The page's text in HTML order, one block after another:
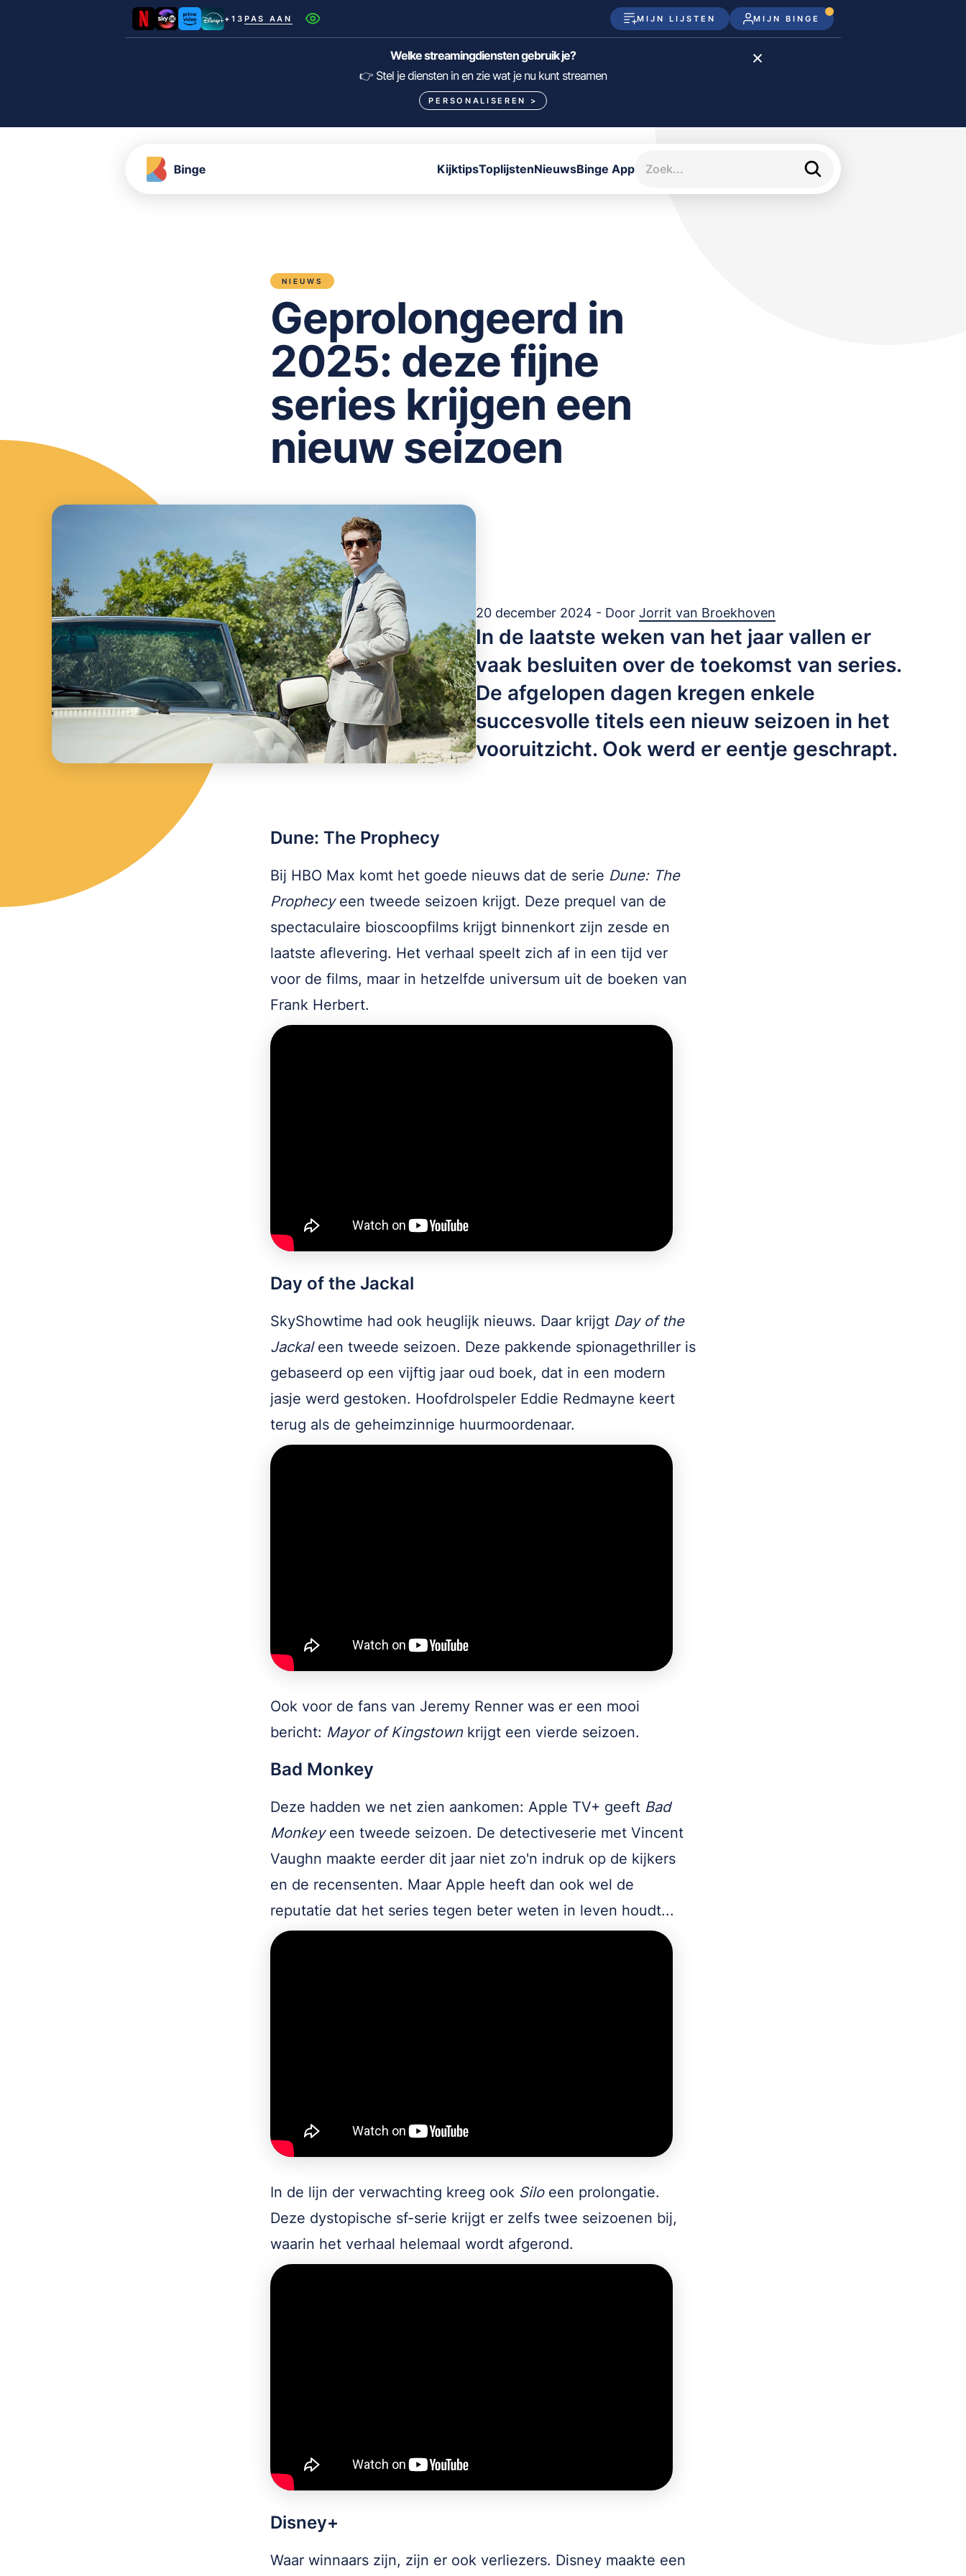
+13 PAS AAN MIJN LIJSTEN MIJN BINGE
Netflix SkyShowtime Prime Video Disney+
HBO Max NPO Start
Pathé Thuis
Welke streamingdiensten gebruik je?
👉 Stel je diensten in en zie wat je nu kunt streamen
PERSONALISEREN >
KijktipsToplijstenNieuwsBinge App
NIEUWS
Geprolongeerd in
2025: deze fijne
series krijgen een
nieuw seizoen
20 december 2024 - Door Jorrit van Broekhoven
In de laatste weken van het jaar vallen er
vaak besluiten over de toekomst van series.
De afgelopen dagen kregen enkele
succesvolle titels een nieuw seizoen in het
vooruitzicht. Ook werd er eentje geschrapt.
Dune: The Prophecy
Bij HBO Max komt het goede nieuws dat de serie Dune: The
Prophecyeen tweede seizoen krijgt. Deze prequel van de
spectaculaire bioscoopfilms krijgt binnenkort zijn zesde en
laatste aflevering. Het verhaal speelt zich af in een tijd ver
voor de films, maar in hetzelfde universum uit de boeken van
Frank Herbert.
Day of the Jackal
SkyShowtime had ook heuglijk nieuws. Daar krijgt Day of the
Jackaleen tweede seizoen. Deze pakkende spionagethriller is
gebaseerd op een vijftig jaar oud boek, dat in een modern
jasje werd gestoken. Hoofdrolspeler Eddie Redmayne keert
terug als de geheimzinnige huurmoordenaar.
Ook voor de fans van Jeremy Renner was er een mooi
bericht: Mayor of Kingstownkrijgt een vierde seizoen.
Bad Monkey
Deze hadden we net zien aankomen: Apple TV+ geeft Bad
Monkeyeen tweede seizoen. De detectiveserie met Vincent
Vaughn maakte eerder dit jaar niet zo'n indruk op de kijkers
en de recensenten. Maar Apple heeft dan ook wel de
reputatie dat het series tegen beter weten in leven houdt...
In de lijn der verwachting kreeg ook Silo een prolongatie.
Deze dystopische sf-serie krijgt er zelfs twee seizoenen bij,
waarin het verhaal helemaal wordt afgerond.
Disney+
Waar winnaars zijn, zijn er ook verliezers. Disney maakte een